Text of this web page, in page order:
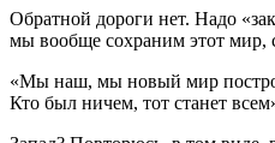
Обратной дороги нет. Надо
мы вообще сохраним этот мир,
«Мы наш, мы новый мир
Кто был ничем, тот станет